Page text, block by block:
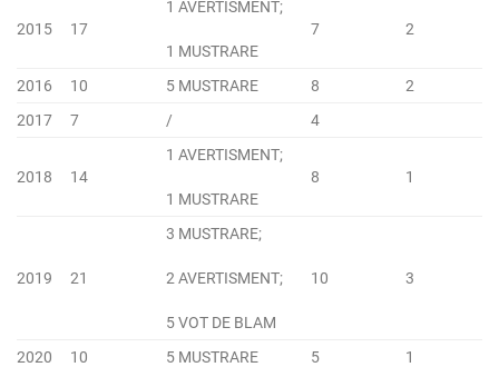
2015 17
1 AVERTISMENT;
1 MUSTRARE
7 2
2016 10 5 MUSTRARE 8
2
2017
7 / 4
2018 14
1 AVERTISMENT;
1 MUSTRARE
8 1
2019 21
3 MUSTRARE;
2 AVERTISMENT;
5 VOT DE BLAM
10 3
2020 10 5 MUSTRARE 5
1